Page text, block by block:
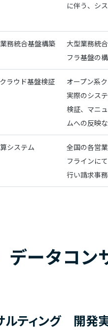
に伴う、シ
務統合基盤構築
大型業務統
フラ基盤の
ラウド基盤検証
オープン系
実際のシス
検証、マニ
ムへの反映な
システム
全国の各営
フラインに
行い請求事
データコン
ルティング 開発